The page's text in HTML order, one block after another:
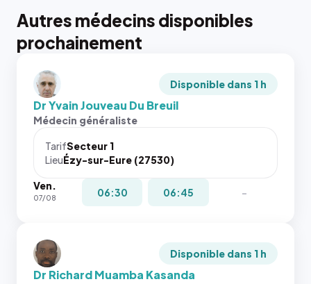
Autres médecins disponibles
prochainement
Disponible dans 1 h
Dr Yvain Jouveau Du Breuil
Médecin généraliste
TarifSecteur 1
LieuÉzy-sur-Eure (27530)
Ven.
07/08 06:30 06:45 -
Disponible dans 1 h
Dr Richard Muamba Kasanda